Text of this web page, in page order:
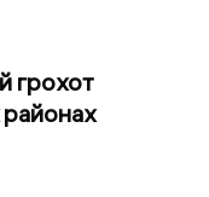
грохот